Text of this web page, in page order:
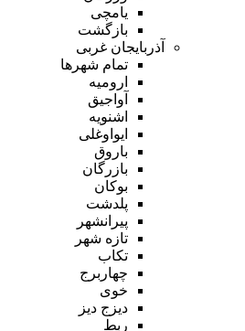
یامچی
بازگشت
آذربایجان غربی
تمام شهر‌ها
ارومیه
آواجیق
اشنویه
ایواوغلی
باروق
بازرگان
بوکان
پلدشت
پیرانشهر
تازه شهر
تکاب
چهاربرج
خوی
دیزج دیز
ربط